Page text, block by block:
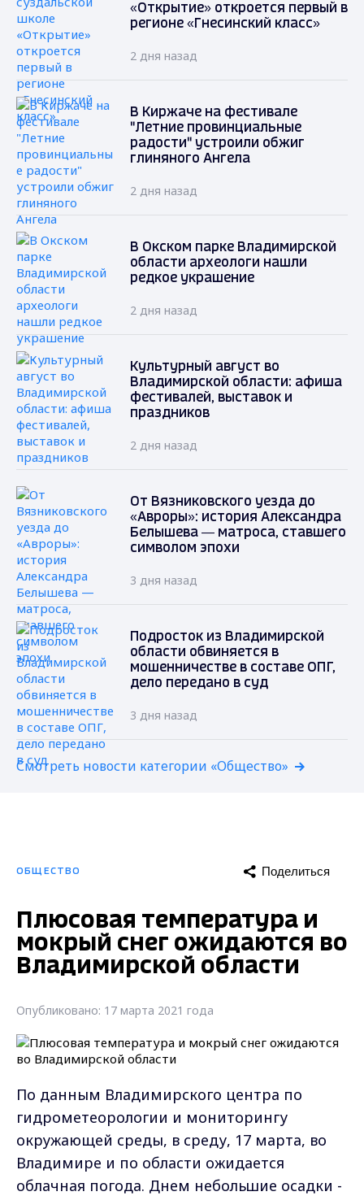
«Открытие» откроется первый в
регионе «Гнесинский класс»
2 дня назад
В Киржаче на фестивале
"Летние провинциальные
радости" устроили обжиг
глиняного Ангела
2 дня назад
В Окском парке Владимирской
области археологи нашли
редкое украшение
2 дня назад
Культурный август во
Владимирской области: афиша
фестивалей, выставок и
праздников
2 дня назад
От Вязниковского уезда до
«Авроры»: история Александра
Белышева — матроса, ставшего
символом эпохи
3 дня назад
Подросток из Владимирской
области обвиняется в
мошенничестве в составе ОПГ,
дело передано в суд
3 дня назад
Смотреть новости категории «Общество»
ОБЩЕСТВО Поделиться
Плюсовая температура и
мокрый снег ожидаются во
Владимирской области
Опубликовано: 17 марта 2021 года
По данным Владимирского центра по
гидрометеорологии и мониторингу
окружающей среды, в среду, 17 марта, во
Владимире и по области ожидается
облачная погода. Днем небольшие осадки -